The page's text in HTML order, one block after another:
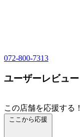
072-800-7313
ユーザーレビュー
この店舗を応援する！
ここから応援